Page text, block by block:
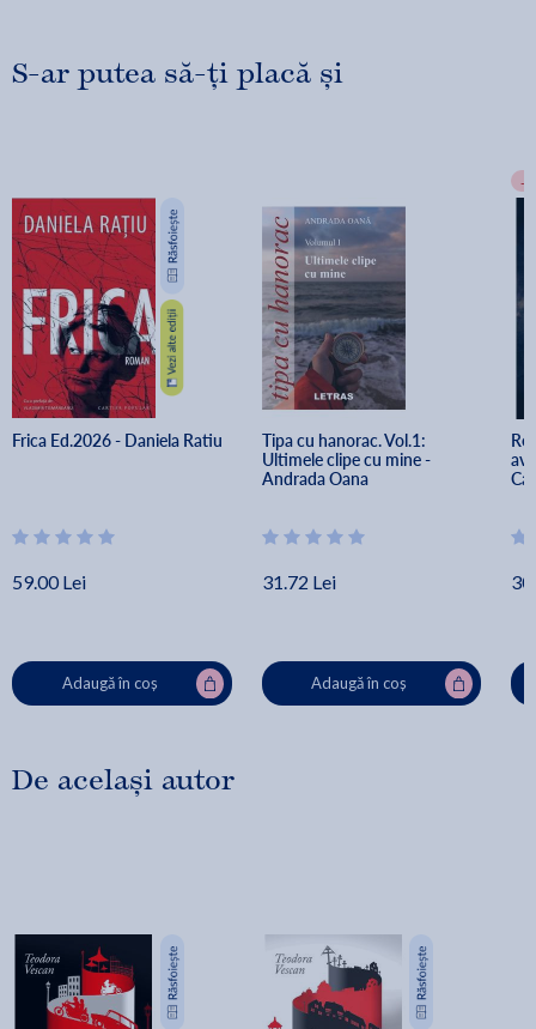
S-ar putea să-ți placă și
Frica Ed.2026 - Daniela Ratiu
59.00 Lei
Adaugă în coș
Tipa cu hanorac. Vol.1:
Ultimele clipe cu mine -
Andrada Oana
31.72 Lei
Adaugă în coș
-
De același autor